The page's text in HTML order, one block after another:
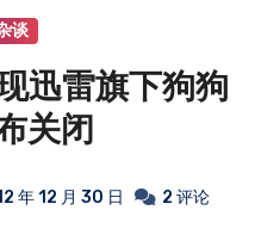
谈
迅雷旗下狗狗
关闭
年 12 月 30 日 2 评论